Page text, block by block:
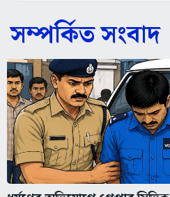
সম্পর্কিত সংবাদ